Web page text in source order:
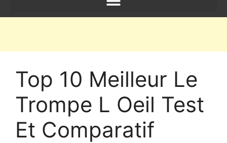
Top 10 Meilleur Le
Trompe L Oeil Test
Et Comparatif